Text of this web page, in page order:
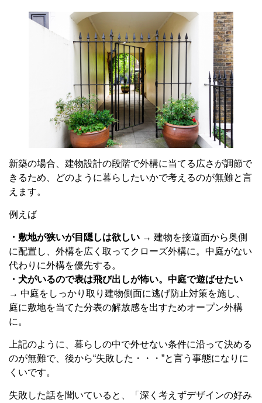
新築の場合、建物設計の段階で外構に当てる広さが調節で
きるため、どのように暮らしたいかで考えるのが無難と言
えます。
例えば
・敷地が狭いが目隠しは欲しい → 建物を接道面から奥側
に配置し、外構を広く取ってクローズ外構に。中庭がない
代わりに外構を優先する。
・犬がいるので表は飛び出しが怖い。中庭で遊ばせたい
→ 中庭をしっかり取り建物側面に逃げ防止対策を施し、
庭に敷地を当てた分表の解放感を出すためオープン外構
に。
上記のように、暮らしの中で外せない条件に沿って決める
のが無難で、後から“失敗した・・・”と言う事態になりに
くいです。
失敗した話を聞いていると、「深く考えずデザインの好み